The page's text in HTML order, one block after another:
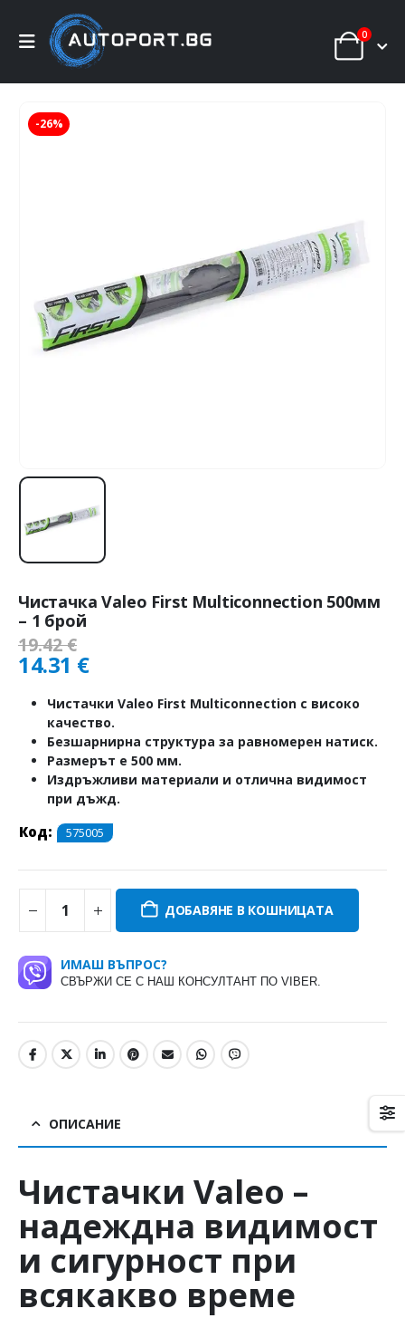
0
-26%
Чистачка Valeo First Multiconnection 500мм
– 1 брой
19.42€
14.31 €
Чистачки Valeo First Multiconnection с високо
качество.
Безшарнирна структура за равномерен натиск.
Размерът е 500 мм.
Издръжливи материали и отлична видимост
при дъжд.
Код: 575005
ДОБАВЯНЕ В КОШНИЦАТА
ИМАШ ВЪПРОС?
СВЪРЖИ СЕ С НАШ КОНСУЛТАНТ ПО VIBER.
ОПИСАНИЕ
Чистачки Valeo –
надеждна видимост
и сигурност при
всякакво време